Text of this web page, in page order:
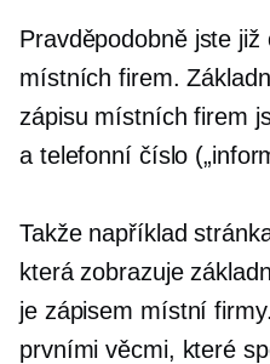
Pravděpodobně jste
místních firem.
zápisu místních firem
a telefonní číslo
Takže například
která zobrazuje
je zápisem místní
prvními věcmi, které